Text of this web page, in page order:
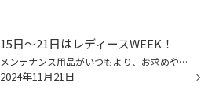
15日～21日はレディースWEEK！
メンテナンス用品がいつもより、お求めやすくなっております！ タイヤの空気圧の補充も重要な点検ですので、点検だけでも是非お越しください。 ・エンジンオイル 交換目安「3000km」 ・オートマチックオイル 交換目安「1～2万km」 交換量で違います。 ・バッテリー 交換目安「2～3年」 ...
2024年11月21日